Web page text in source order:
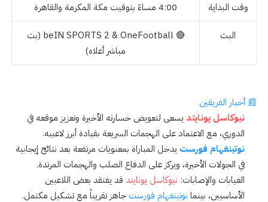
وقت البداية 4:00 مساءً بتوقيت مكة المكرمة والقاهرة
البث
🔴 beIN SPORTS 2 & OneFootball (بث
مباشر أعلاه)
📰 أخبار الفريقين
نيوكاسل يونايتد يسعى لتعويض خسارته الأخيرة وتعزيز موقعه في
الدوري، مع الاعتماد على الهجمات السريعة بقيادة أبرز لاعبيه.
نوتينغهام فورست يدخل المباراة بمعنويات مرتفعة بعد نتائج إيجابية
في الجولات الأخيرة، ويركز على الدفاع الصلب والهجمات المرتدة.
الغيابات والإصابات: نيوكاسل يونايتد قد يفتقد بعض اللاعبين
الأساسيين، بينما نوتينغهام فورست جاهز تقريباً مع تشكيل مكتمل.